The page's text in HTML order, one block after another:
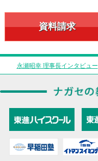
資料請求
永瀬昭幸 理事長インタビュー